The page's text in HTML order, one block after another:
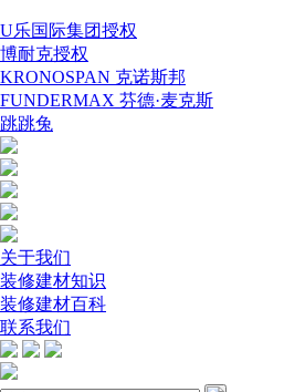
U乐国际集团授权
博耐克授权
KRONOSPAN 克诺斯邦
FUNDERMAX 芬德·麦克斯
跳跳兔
关于我们
装修建材知识
装修建材百科
联系我们